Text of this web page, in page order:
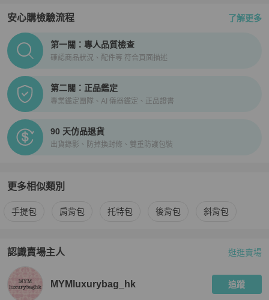
安心購檢驗流程 了解更多
PopChill拍拍圈正品驗證、安心購檢驗流程介紹
第一關：專人品質檢查
確認商品狀況、配件等 符合頁面描述
第二關：正品鑑定
專業鑑定團隊、AI 儀器鑑定、正品證書
90 天仿品退貨
出貨錄影、防掉換封條、雙重防護包裝
更多相似類別
更多Chanel 女包相似商品推薦
手提包 肩背包 托特包 後背包 斜背包
認識賣場主人
PopChill 拍拍圈嚴選賣家
逛逛賣場
MYMluxurybag_hk 追蹤